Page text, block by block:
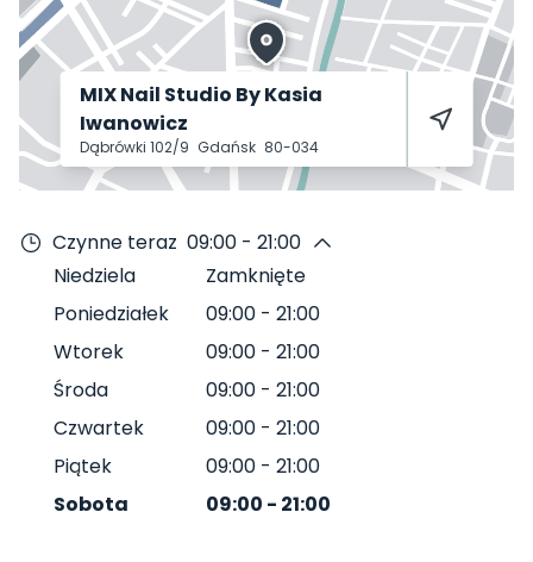
MIX Nail Studio By Kasia
Iwanowicz
Dąbrówki 102/9 Gdańsk 80-034
Czynne teraz 09:00 - 21:00
Niedziela
Zamknięte
Poniedziałek
09:00 - 21:00
Wtorek
09:00 - 21:00
Środa
09:00 - 21:00
Czwartek
09:00 - 21:00
Piątek
09:00 - 21:00
Sobota
09:00 - 21:00